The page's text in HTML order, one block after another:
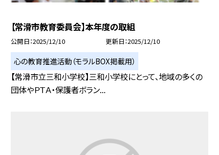
【常滑市教育委員会】本年度の取組
公開日 2025/12/10 更新日 2025/12/10
心の教育推進活動（モラルBOX掲載用）
【常滑市立三和小学校】三和小学校にとって、地域の多くの
団体やＰＴＡ・保護者ボラン...